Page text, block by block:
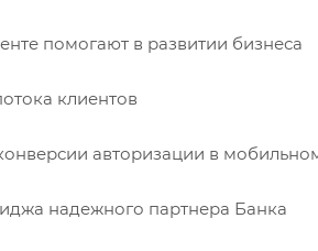
помогают в развитии бизнеса
клиентов
авторизации в
надежного партнера Банка